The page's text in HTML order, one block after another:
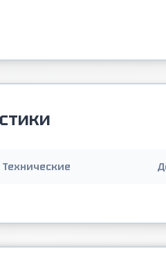
Технические